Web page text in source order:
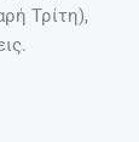
Τρίτη),